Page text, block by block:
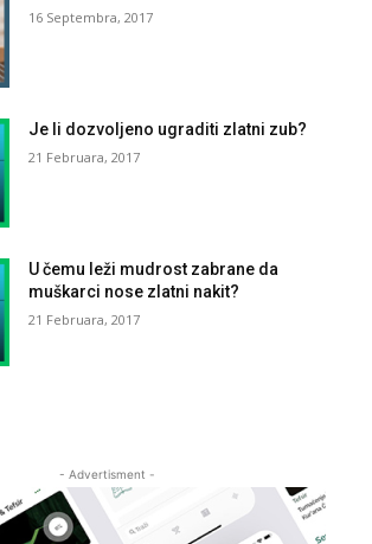
16 Septembra, 2017
Je li dozvoljeno ugraditi zlatni zub?
21 Februara, 2017
U čemu leži mudrost zabrane da
muškarci nose zlatni nakit?
21 Februara, 2017
- Advertisment -